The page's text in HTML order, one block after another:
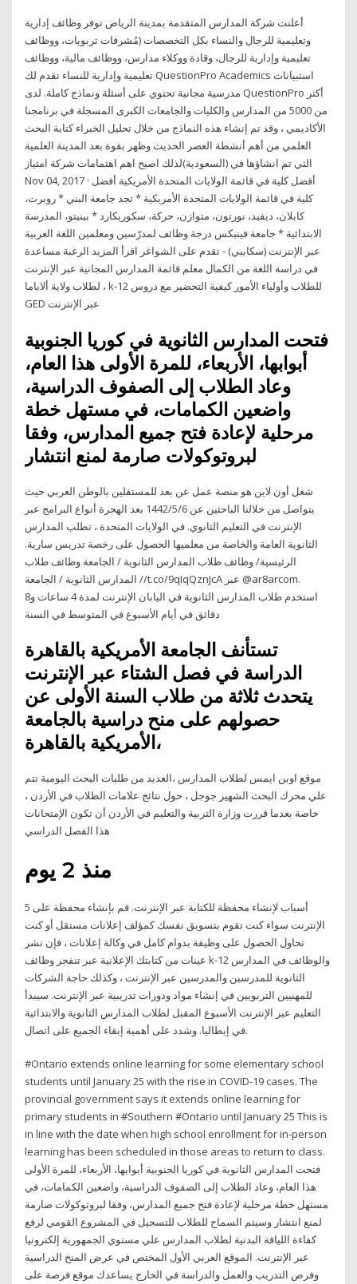
أعلنت شركة المدارس المتقدمة بمدينة الرياض توفر وظائف إدارية
وتعليمية للرجال والنساء بكل التخصصات (مُشرفات تربويات، ووظائف
تعليمية وإدارية للرجال، وقادة ووكلاء مدارس، ووظائف مالية، ووظائف
تعليمية وإدارية للنساء تقدم لك QuestionPro Academics استبيانات
مدرسية مجانية تحتوي على أسئلة ونماذج كاملة. لدى QuestionPro أكثر
من 5000 من المدارس والكليات والجامعات الكبرى المسجلة في برنامجنا
الأكاديمي ، وقد تم إنشاء هذه النماذج من خلال تحليل الخبراء كتابة البحث
العلمي من أهم أنشطة العصر الحديث وظهر بقوة بعد المدينة العلمية
التي تم انشاؤها في (السعودية)لذلك اصبح اهم اهتمامات شركة امتياز
Nov 04, 2017 · أفضل كلية في قائمة الولايات المتحدة الأمريكية أفضل
كلية في قائمة الولايات المتحدة الأمريكية * تجد جامعة البني * روبرت،
كابلان، ديفيد، نورتون، متوازن، حركة، سكوريكارد * بينيتو، المدرسة
الابتدائية * جامعة فينيكس درجة وظائف لمدرّسين ومعلمين اللغة العربية
عبر الإنترنت (سكايبي) - تقدم على الشواغر اقرأ المزيد الرغبة مساعدة
في دراسة اللغة من الكمال معلم قائمة المدارس المجانية عبر الإنترنت
لطلاب ولاية ألاباما ، k-12 للطلاب وأولياء الأمور كيفية التحضير مع دروس
GED عبر الإنترنت
فتحت المدارس الثانوية في كوريا الجنوبية
أبوابها، الأربعاء، للمرة الأولى هذا العام،
وعاد الطلاب إلى الصفوف الدراسية،
واضعين الكمامات، في مستهل خطة
مرحلية لإعادة فتح جميع المدارس، وفقا
لبروتوكولات صارمة لمنع انتشار
شغل أون لاين هو منصة عمل عن بعد للمستقلين بالوطن العربي حيث
يتواصل من خلالنا الباحثين عن 6‏‏/5‏‏/1442 بعد الهجرة أنواع البرامج عبر
الإنترنت في التعليم الثانوي. في الولايات المتحدة ، تطلب المدارس
الثانوية العامة والخاصة من معلميها الحصول على رخصة تدريس سارية.
الرئيسية/ وظائف طلاب المدارس الثانوية / الجامعة وظائف طلاب
المدارس الثانوية / الجامعة //t.co/9qIqQznJcA عبر @ar8arcom.
استخدم طلاب المدارس الثانوية في اليابان الإنترنت لمدة 4 ساعات و8
دقائق في أيام الأسبوع في المتوسط في السنة
تستأنف الجامعة الأمريكية بالقاهرة
الدراسة في فصل الشتاء عبر الإنترنت
يتحدث ثلاثة من طلاب السنة الأولى عن
حصولهم على منح دراسية بالجامعة
الأمريكية بالقاهرة،
موقع اوبن ايمس لطلاب المدارس ،العديد من طلبات البحث اليومية تتم
علي محرك البحث الشهير جوجل ، حول نتائج علامات الطلاب في الأردن ،
خاصة بعدما قررت وزارة التربية والتعليم في الأردن أن تكون الإمتحانات
هذا الفصل الدراسي
منذ 2 يوم
5 أسباب لإنشاء محفظة للكتابة عبر الإنترنت. قم بإنشاء محفظة على
الإنترنت سواء كنت تقوم بتسويق نفسك كمؤلف إعلانات مستقل أو كنت
تحاول الحصول على وظيفة بدوام كامل في وكالة إعلانات ، فإن نشر
عينات من كتابتك الإعلانية عبر تنفجر وظائف k-12 والوظائف في المدارس
الثانوية للمدرسين والمدرسين عبر الإنترنت ، وكذلك حاجة الشركات
للمهنيين التربويين في إنشاء مواد ودورات تدريبية عبر الإنترنت. سيبدأ
التعليم عبر الإنترنت الأسبوع المقبل لطلاب المدارس الثانوية والابتدائية
في إيطاليا. وشدد على أهمية إبقاء الجميع على اتصال.
#Ontario extends online learning for some elementary school
students until January 25 with the rise in COVID-19 cases. The
provincial government says it extends online learning for
primary students in #Southern #Ontario until January 25 This is
in line with the date when high school enrollment for in-person
learning has been scheduled in those areas to return to class.
فتحت المدارس الثانوية في كوريا الجنوبية أبوابها، الأربعاء، للمرة الأولى
هذا العام، وعاد الطلاب إلى الصفوف الدراسية، واضعين الكمامات، في
مستهل خطة مرحلية لإعادة فتح جميع المدارس، وفقا لبروتوكولات صارمة
لمنع انتشار وسيتم السماح للطلاب للتسجيل في المشروع القومي لرفع
كفاءة اللياقة البدنية لطلاب المدارس علي مستوي الجمهورية إلكترونيا
عبر الإنترنت. الموقع العربي الأول المختص في عرض المنح الدراسية
وفرص التدريب والعمل والدراسة في الخارج يساعدك موقع فرصة على